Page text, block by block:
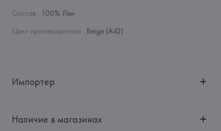
Состав: 100% Лён
Цвет производителя: Beige (A42)
Импортер
"БелВиринея"
Наличие в магазинах